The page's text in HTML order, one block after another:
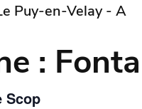
Puy-en-Velay - A
:
Scop